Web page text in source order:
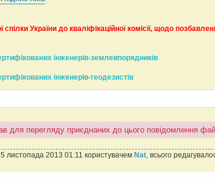
України до кваліфікаційної комісії, щодо
інженерів-землевпорядників
інженерів-геодезистів
для перегляду приєднаних до цього повідомлення
листопада 2013 01:11 користувачем Nat, всього